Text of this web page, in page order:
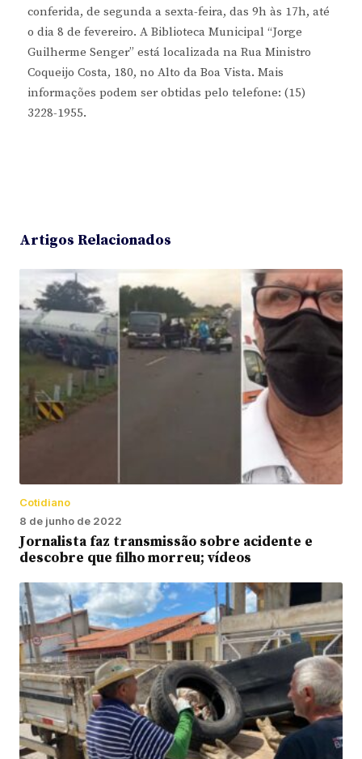
conferida, de segunda a sexta-feira, das 9h às 17h, até
o dia 8 de fevereiro. A Biblioteca Municipal “Jorge
Guilherme Senger” está localizada na Rua Ministro
Coqueijo Costa, 180, no Alto da Boa Vista. Mais
informações podem ser obtidas pelo telefone: (15)
3228-1955.
Artigos Relacionados
Cotidiano
8 de junho de 2022
Jornalista faz transmissão sobre acidente e
descobre que filho morreu; vídeos